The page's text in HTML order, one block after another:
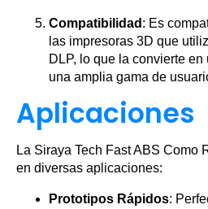
Compatibilidad : Es
las impresoras 3D que
DLP, lo que la convierte
una amplia gama de
Aplicaciones
La Siraya Tech Fast ABS Como
en diversas aplicaciones:
Prototipos Rápidos: